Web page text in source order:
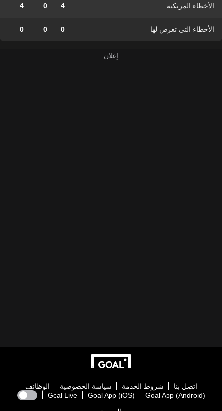
الأخطاء المرتكبة 4
0
4
الأخطاء التي تعرض لها 0
0
0
اتصل بنا شروط الخدمة سياسة الخصوصية
الوظائف
Goal App (Android)
Goal App (iOS)
Goal Live